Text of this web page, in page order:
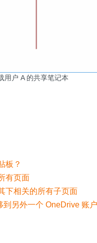
用户 A 的共享笔记本
板？
有页面
下相关的所有子页面
到另外一个 OneDrive 账